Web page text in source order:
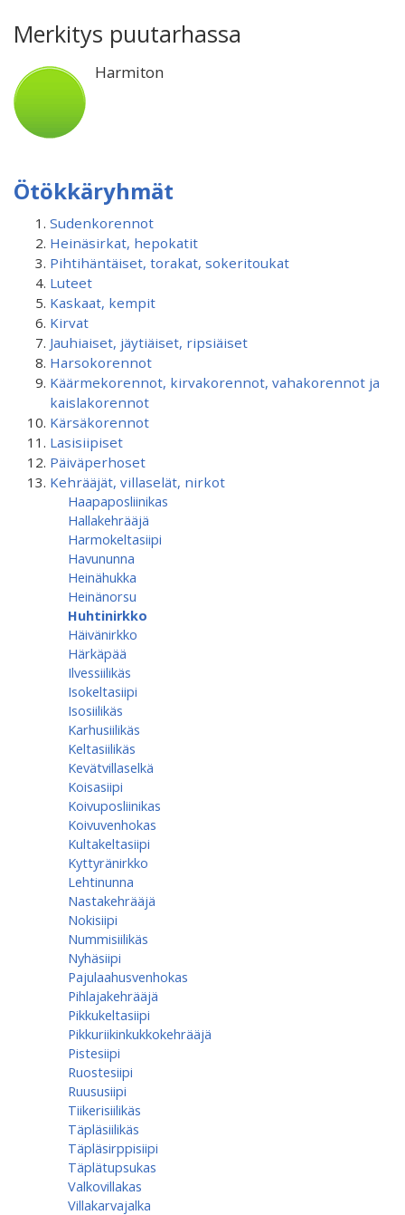
Merkitys puutarhassa
Harmiton
Ötökkäryhmät
Sudenkorennot
Heinäsirkat, hepokatit
Pihtihäntäiset, torakat, sokeritoukat
Luteet
Kaskaat, kempit
Kirvat
Jauhiaiset, jäytiäiset, ripsiäiset
Harsokorennot
Käärmekorennot, kirvakorennot, vahakorennot ja
kaislakorennot
Kärsäkorennot
Lasisiipiset
Päiväperhoset
Kehrääjät, villaselät, nirkot
Haapaposliinikas
Hallakehrääjä
Harmokeltasiipi
Havununna
Heinähukka
Heinänorsu
Huhtinirkko
Häivänirkko
Härkäpää
Ilvessiilikäs
Isokeltasiipi
Isosiilikäs
Karhusiilikäs
Keltasiilikäs
Kevätvillaselkä
Koisasiipi
Koivuposliinikas
Koivuvenhokas
Kultakeltasiipi
Kyttyränirkko
Lehtinunna
Nastakehrääjä
Nokisiipi
Nummisiilikäs
Nyhäsiipi
Pajulaahusvenhokas
Pihlajakehrääjä
Pikkukeltasiipi
Pikkuriikinkukkokehrääjä
Pistesiipi
Ruostesiipi
Ruususiipi
Tiikerisiilikäs
Täpläsiilikäs
Täpläsirppisiipi
Täplätupsukas
Valkovillakas
Villakarvajalka